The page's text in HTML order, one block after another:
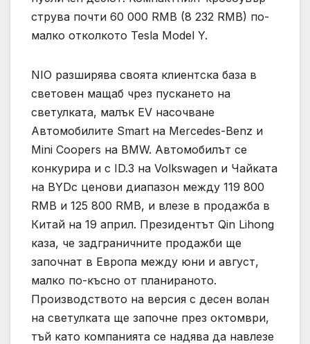
струва почти 60 000 RMB (8 232 RMB) по-
малко отколкото Tesla Model Y.
NIO разширява своята клиентска база в
световен мащаб чрез пускането на
светулката, малък EV насочване
Автомобилите Smart на Mercedes-Benz и
Mini Coopers на BMW. Автомобилът се
конкурира и с ID.3 на Volkswagen и Чайката
на BYDс ценови диапазон между 119 800
RMB и 125 800 RMB, и влезе в продажба в
Китай на 19 април. Президентът Qin Lihong
каза, че задграничните продажби ще
започнат в Европа между юни и август,
малко по-късно от планираното.
Производството на версия с десен волан
на светулката ще започне през октомври,
тъй като компанията се надява да навлезе